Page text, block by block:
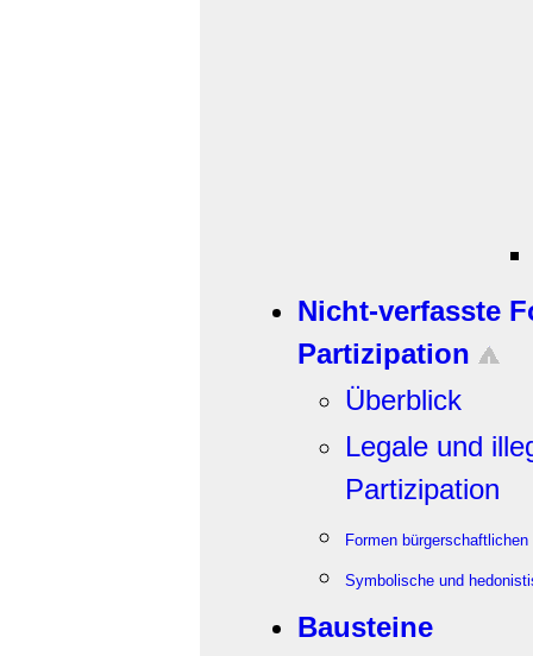
Nicht-verfasste
Partizipation
Überblick
Legale und
Partizipation
Formen
Symbolische und
Bausteine